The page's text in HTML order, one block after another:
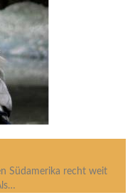
Südamerika recht weit